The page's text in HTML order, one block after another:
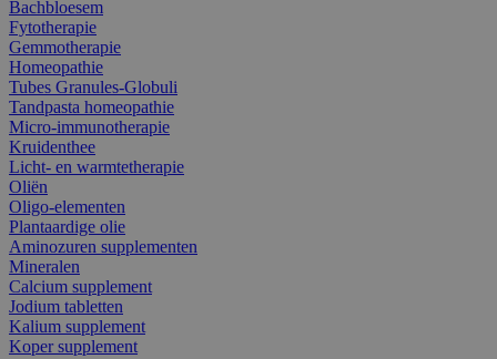
Bachbloesem
Fytotherapie
Gemmotherapie
Homeopathie
Tubes Granules-Globuli
Tandpasta homeopathie
Micro-immunotherapie
Kruidenthee
Licht- en warmtetherapie
Oliën
Oligo-elementen
Plantaardige olie
Aminozuren supplementen
Mineralen
Calcium supplement
Jodium tabletten
Kalium supplement
Koper supplement